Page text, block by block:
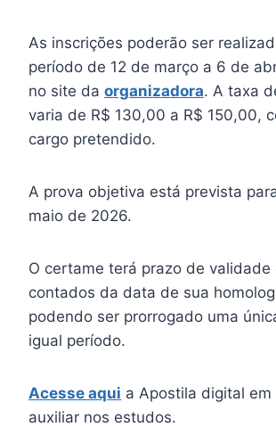
As inscrições poderão ser
período de 12 de março a 6 de
no site da organizadora. A taxa
varia de R$ 130,00 a R$ 150,00,
cargo pretendido.
A prova objetiva está prevista
maio de 2026.
O certame terá prazo de validade
contados da data de sua
podendo ser prorrogado uma
igual período.
Acesse aqui a Apostila digital em
auxiliar nos estudos.